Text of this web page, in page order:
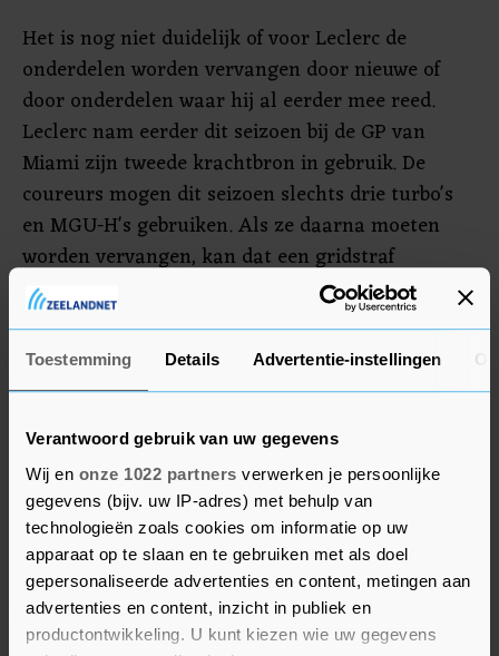
Toestemming Details Advertentie-instellingen
Verantwoord gebruik van uw gegevens
Wij en onze 1022 partners verwerken je persoonlijke
gegevens (bijv. uw IP-adres) met behulp van
technologieën zoals cookies om informatie op uw
apparaat op te slaan en te gebruiken met als doel
gepersonaliseerde advertenties en content, metingen aan
advertenties en content, inzicht in publiek en
productontwikkeling. U kunt kiezen wie uw gegevens
Het is nog niet duidelijk of voor Leclerc de
onderdelen worden vervangen door nieuwe of
door onderdelen waar hij al eerder mee reed.
Leclerc nam eerder dit seizoen bij de GP van
Miami zijn tweede krachtbron in gebruik. De
coureurs mogen dit seizoen slechts drie turbo's
en MGU-H's gebruiken. Als ze daarna moeten
worden vervangen, kan dat een gridstraf
opleveren.
Door het uitvallen raakte Leclerc de leiding in
het WK kwijt aan Max Verstappen. De
punten zes punten meer dan de Monegask.